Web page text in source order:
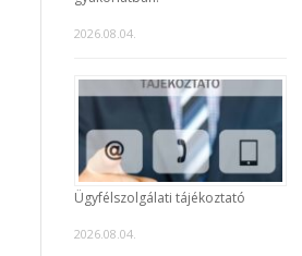
2026.08.04.
Ügyfélszolgálati tájékoztató
2026.08.04.